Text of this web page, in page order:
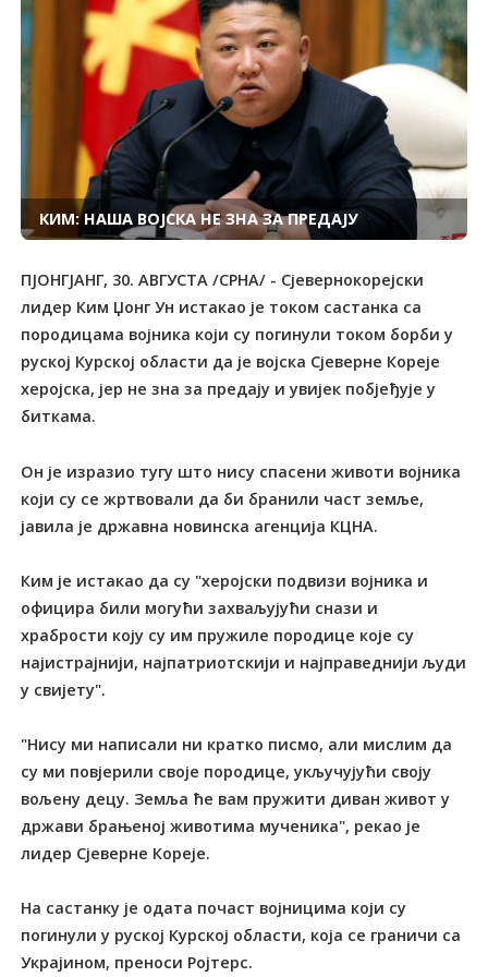
КИМ: НАША ВОЈСКА НЕ ЗНА ЗА ПРЕДАЈУ
ПЈОНГЈАНГ, 30. АВГУСТА /СРНА/ - Сјевернокорејски
лидер Ким Џонг Ун истакао је током састанка са
породицама војника који су погинули током борби у
руској Курској области да је војска Сјеверне Кореје
херојска, јер не зна за предају и увијек побјеђује у
биткама.
Он је изразио тугу што нису спасени животи војника
који су се жртвовали да би бранили част земље,
јавила је државна новинска агенција КЦНА.
Ким је истакао да су "херојски подвизи војника и
официра били могући захваљујући снази и
храбрости коју су им пружиле породице које су
најистрајнији, најпатриотскији и најправеднији људи
у свијету".
"Нису ми написали ни кратко писмо, али мислим да
су ми повјерили своје породице, укључујући своју
вољену децу. Земља ће вам пружити диван живот у
држави брањеној животима мученика", рекао је
лидер Сјеверне Кореје.
На састанку је одата почаст војницима који су
погинули у руској Курској области, која се граничи са
Украјином, преноси Ројтерс.